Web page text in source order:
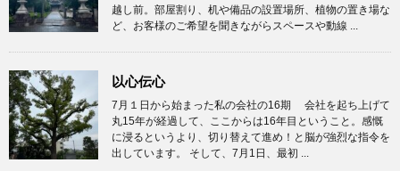
越し前。部屋割り、机や備品の設置場所、植物の置き場な
ど、お客様のご希望を聞きながらスペースや動線 ...
以心伝心
7月１日から始まった私の会社の16期 会社を起ち上げて
丸15年が経過して、ここからは16年目ということ。感慨
に浸るというより、切り替えて進め！と脳が強烈な指令を
出しています。 そして、7月1日、最初 ...